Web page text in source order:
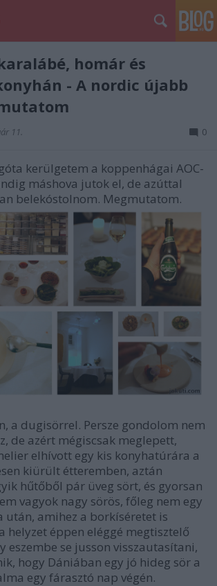
homár és
- A nordic újabb
11. 0
kerülgetem a koppenhágai AOC-
máshova jutok el, de azúttal
belekóstolnom. Megmutatom.
a dugisörrel. Persze gondolom nem
de azért mégiscsak meglepett,
elhívott egy kis konyhatúrára a
kiürült étteremben, aztán
hűtőből pár üveg sört, és gyorsan
vagyok nagy sörös, főleg nem egy
után, amihez a borkíséretet is
helyzet éppen eléggé megtisztelő
eszembe se jusson visszautasítani,
hogy Dániában egy jó hideg sör a
egy fárasztó nap végén.